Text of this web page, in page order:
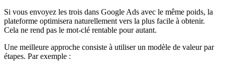
Si vous envoyez les trois dans Google Ads avec le même poids, la
plateforme optimisera naturellement vers la plus facile à obtenir.
Cela ne rend pas le mot-clé rentable pour autant.
Une meilleure approche consiste à utiliser un modèle de valeur par
étapes. Par exemple :